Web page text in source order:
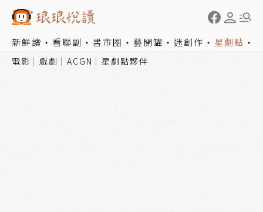
新鮮讀 看聯副 書市圈 藝開罐 迷創作 星劇點
電影 戲劇 ACGN 星劇點夥伴